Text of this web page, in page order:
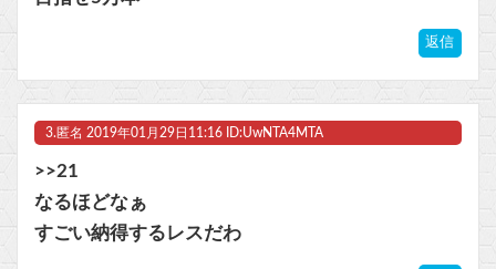
Powered by livedoor 相互RSS
返信
3. 匿名 2019年01月29日11:16 ID:UwNTA4MTA
>>21
なるほどなぁ
すごい納得するレスだわ